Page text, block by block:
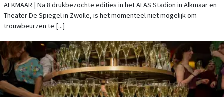
ALKMAAR | Na 8 drukbezochte edities in het AFAS Stadion in Alkmaar en
Theater De Spiegel in Zwolle, is het momenteel niet mogelijk om
trouwbeurzen te [...]